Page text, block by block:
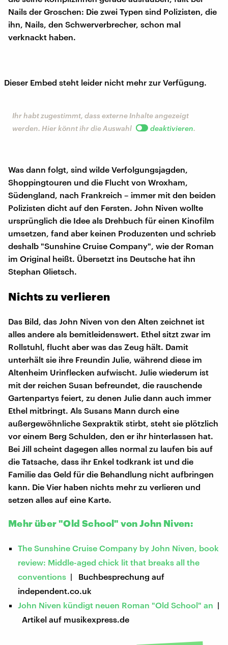
Nails der Groschen: Die zwei Typen sind Polizisten, die
ihn, Nails, den Schwerverbrecher, schon mal
verknackt haben.
Dieser Embed steht leider nicht mehr zur Verfügung.
Ihr habt zugestimmt, dass externe Inhalte angezeigt
werden. Hier könnt ihr die Auswahl
deaktivieren.
Was dann folgt, sind wilde Verfolgungsjagden,
Shoppingtouren und die Flucht von Wroxham,
Südengland, nach Frankreich – immer mit den beiden
Polizisten dicht auf den Fersten. John Niven wollte
ursprünglich die Idee als Drehbuch für einen Kinofilm
umsetzen, fand aber keinen Produzenten und schrieb
deshalb "Sunshine Cruise Company", wie der Roman
im Original heißt. Übersetzt ins Deutsche hat ihn
Stephan Glietsch.
Nichts zu verlieren
Das Bild, das John Niven von den Alten zeichnet ist
alles andere als bemitleidenswert. Ethel sitzt zwar im
Rollstuhl, flucht aber was das Zeug hält. Damit
unterhält sie ihre Freundin Julie, während diese im
Altenheim Urinflecken aufwischt. Julie wiederum ist
mit der reichen Susan befreundet, die rauschende
Gartenpartys feiert, zu denen Julie dann auch immer
Ethel mitbringt. Als Susans Mann durch eine
außergewöhnliche Sexpraktik stirbt, steht sie plötzlich
vor einem Berg Schulden, den er ihr hinterlassen hat.
Bei Jill scheint dagegen alles normal zu laufen bis auf
die Tatsache, dass ihr Enkel todkrank ist und die
Familie das Geld für die Behandlung nicht aufbringen
kann. Die Vier haben nichts mehr zu verlieren und
setzen alles auf eine Karte.
Mehr über "Old School" von John Niven:
The Sunshine Cruise Company by John Niven, book
review: Middle-aged chick lit that breaks all the
conventions | Buchbesprechung auf
independent.co.uk
John Niven kündigt neuen Roman "Old School" an |
Artikel auf musikexpress.de